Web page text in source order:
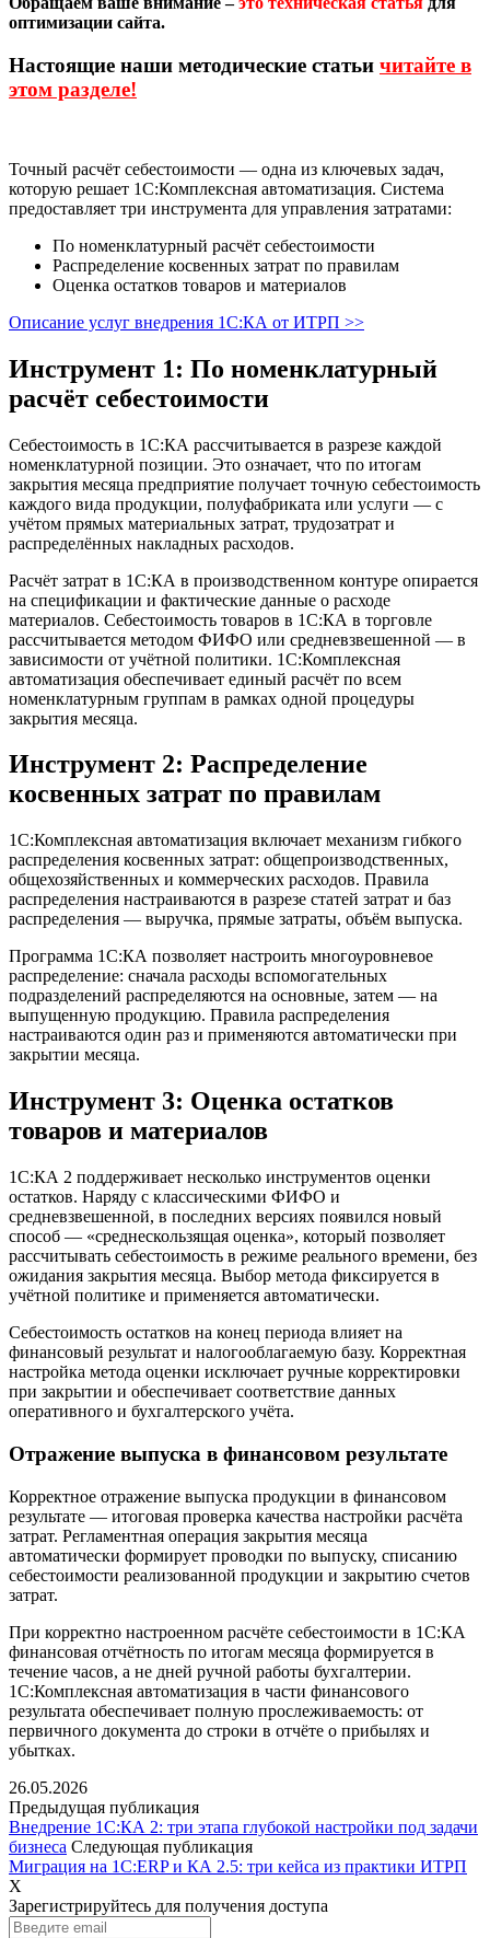
оптимизации сайта.
Настоящие наши методические статьи читайте в
этом разделе!
Точный расчёт себестоимости — одна из ключевых задач,
которую решает 1С:Комплексная автоматизация. Система
предоставляет три инструмента для управления затратами:
По номенклатурный расчёт себестоимости
Распределение косвенных затрат по правилам
Оценка остатков товаров и материалов
Описание услуг внедрения 1С:КА от ИТРП >>
Инструмент 1: По номенклатурный
расчёт себестоимости
Себестоимость в 1С:КА рассчитывается в разрезе каждой
номенклатурной позиции. Это означает, что по итогам
закрытия месяца предприятие получает точную себестоимость
каждого вида продукции, полуфабриката или услуги — с
учётом прямых материальных затрат, трудозатрат и
распределённых накладных расходов.
Расчёт затрат в 1С:КА в производственном контуре опирается
на спецификации и фактические данные о расходе
материалов. Себестоимость товаров в 1С:КА в торговле
рассчитывается методом ФИФО или средневзвешенной — в
зависимости от учётной политики. 1С:Комплексная
автоматизация обеспечивает единый расчёт по всем
номенклатурным группам в рамках одной процедуры
закрытия месяца.
Инструмент 2: Распределение
косвенных затрат по правилам
1С:Комплексная автоматизация включает механизм гибкого
распределения косвенных затрат: общепроизводственных,
общехозяйственных и коммерческих расходов. Правила
распределения настраиваются в разрезе статей затрат и баз
распределения — выручка, прямые затраты, объём выпуска.
Программа 1С:КА позволяет настроить многоуровневое
распределение: сначала расходы вспомогательных
подразделений распределяются на основные, затем — на
выпущенную продукцию. Правила распределения
настраиваются один раз и применяются автоматически при
закрытии месяца.
Инструмент 3: Оценка остатков
товаров и материалов
1С:КА 2 поддерживает несколько инструментов оценки
остатков. Наряду с классическими ФИФО и
средневзвешенной, в последних версиях появился новый
способ — «среднескользящая оценка», который позволяет
рассчитывать себестоимость в режиме реального времени, без
ожидания закрытия месяца. Выбор метода фиксируется в
учётной политике и применяется автоматически.
Себестоимость остатков на конец периода влияет на
финансовый результат и налогооблагаемую базу. Корректная
настройка метода оценки исключает ручные корректировки
при закрытии и обеспечивает соответствие данных
оперативного и бухгалтерского учёта.
Отражение выпуска в финансовом результате
Корректное отражение выпуска продукции в финансовом
результате — итоговая проверка качества настройки расчёта
затрат. Регламентная операция закрытия месяца
автоматически формирует проводки по выпуску, списанию
себестоимости реализованной продукции и закрытию счетов
затрат.
При корректно настроенном расчёте себестоимости в 1С:КА
финансовая отчётность по итогам месяца формируется в
течение часов, а не дней ручной работы бухгалтерии.
1С:Комплексная автоматизация в части финансового
результата обеспечивает полную прослеживаемость: от
первичного документа до строки в отчёте о прибылях и
убытках.
26.05.2026
Предыдущая публикация
Внедрение 1С:КА 2: три этапа глубокой настройки под задачи
бизнеса Следующая публикация
Миграция на 1С:ERP и КА 2.5: три кейса из практики ИТРП
X
Зарегистрируйтесь для получения доступа